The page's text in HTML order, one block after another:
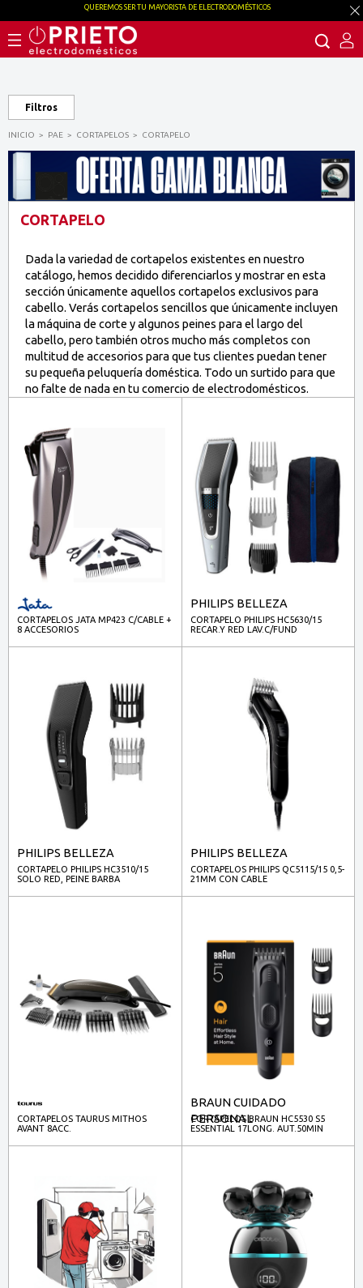
Filtros
INICIO PAE CORTAPELOS CORTAPELO
CORTAPELO
Dada la variedad de cortapelos existentes en nuestro
catálogo, hemos decidido diferenciarlos y mostrar en esta
sección únicamente aquellos cortapelos exclusivos para
cabello. Verás cortapelos sencillos que únicamente incluyen
la máquina de corte y algunos peines para el largo del
cabello, pero también otros mucho más completos con
multitud de accesorios para que tus clientes puedan tener
su pequeña peluquería doméstica. Todo un surtido para que
no falte de nada en tu comercio de electrodomésticos.
CORTAPELOS JATA MP423 C/CABLE +
8 ACCESORIOS
PHILIPS BELLEZA
CORTAPELO PHILIPS HC5630/15
RECAR.Y RED LAV.C/FUND
PHILIPS BELLEZA
CORTAPELO PHILIPS HC3510/15
SOLO RED, PEINE BARBA
PHILIPS BELLEZA
CORTAPELOS PHILIPS QC5115/15 0,5-
21MM CON CABLE
CORTAPELOS TAURUS MITHOS
AVANT 8ACC.
BRAUN CUIDADO
PERSONAL
CORTAPELOS BRAUN HC5530 S5
ESSENTIAL 17LONG. AUT.50MIN
QUEREMOS SER TU MAYORISTA DE ELECTRODOMÉSTICOS